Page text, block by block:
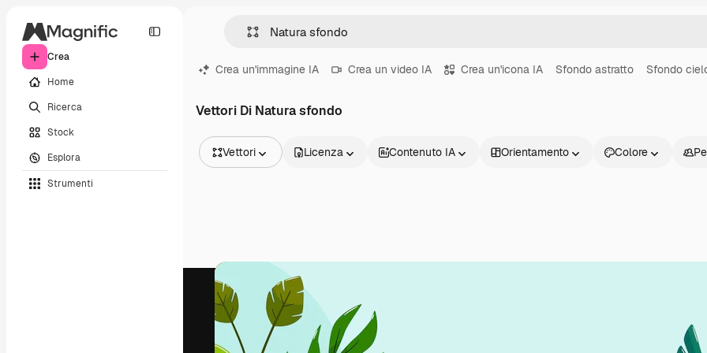
Crea
Home
Ricerca
Stock
Esplora
Strumenti
Crea un'immagine IA Crea un video IA Crea un'icona IA Sfondo astratto Sfondo
Vettori Di Natura sfondo
Vettori
Video
Clip video
Motion graphic
Modelli di video
Icone
Modelli 3D
Font
Licenza Contenuto IA Orientamento Colore